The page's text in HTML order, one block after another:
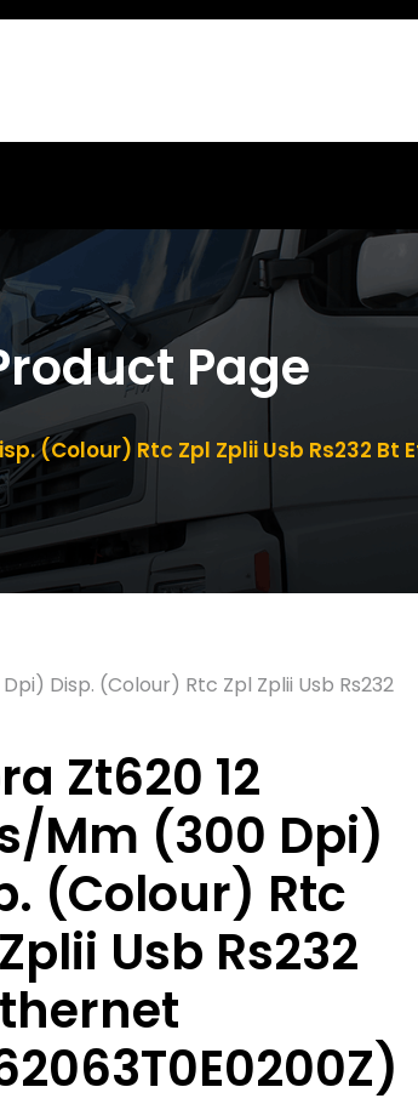
Page
(Colour) Rtc Zpl Zplii Usb Rs232 Bt
Disp. (Colour) Rtc Zpl Zplii Usb Rs232
Zt620 12
Mm (300 Dpi)
(Colour) Rtc
Usb Rs232